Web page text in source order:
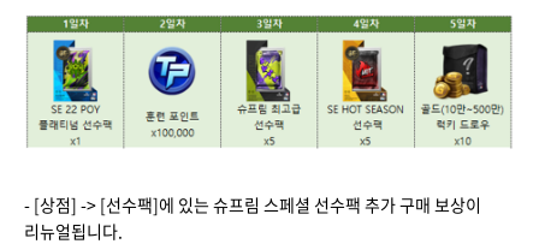
- [상점] -> [선수팩]에 있는 슈프림 스페셜 선수팩 추가 구매 보상이
리뉴얼됩니다.